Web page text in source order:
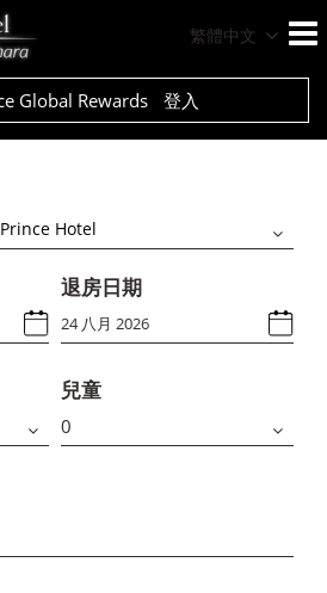
繁體中文
Global Rewards 登入
Hotel
退房日期
兒童